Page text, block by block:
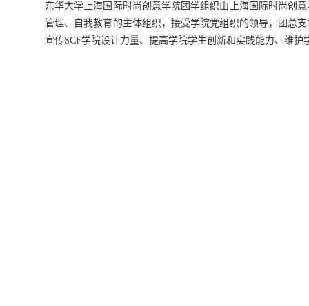
东华大学上海国际时尚创意学院团学组织由上海国际时尚创
管理、自我教育的主体组织，接受学院党组织的领导，团总
宣传SCF学院设计力量、提高学院学生创新和实践能力、维